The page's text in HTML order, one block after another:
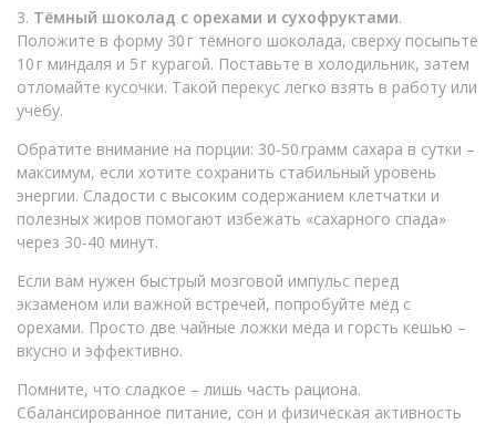
3. Тёмный шоколад с орехами и сухофруктами.
Положите в форму 30 г тёмного шоколада, сверху посыпьте
10 г миндаля и 5 г курагой. Поставьте в холодильник, затем
отломайте кусочки. Такой перекус легко взять в работу или
учёбу.
Обратите внимание на порции: 30‑50 грамм сахара в сутки –
максимум, если хотите сохранить стабильный уровень
энергии. Сладости с высоким содержанием клетчатки и
полезных жиров помогают избежать «сахарного спада»
через 30‑40 минут.
Если вам нужен быстрый мозговой импульс перед
экзаменом или важной встречей, попробуйте мёд с
орехами. Просто две чайные ложки мёда и горсть кешью –
вкусно и эффективно.
Помните, что сладкое – лишь часть рациона.
Сбалансированное питание, сон и физическая активность